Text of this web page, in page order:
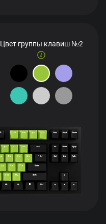
Цвет группы клавиш №2